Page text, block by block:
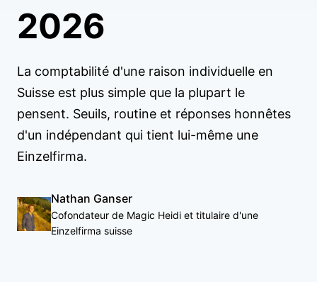
2026
La comptabilité d'une raison individuelle en
Suisse est plus simple que la plupart le
pensent. Seuils, routine et réponses honnêtes
d'un indépendant qui tient lui-même une
Einzelfirma.
Nathan Ganser
Cofondateur de Magic Heidi et titulaire d'une
Einzelfirma suisse